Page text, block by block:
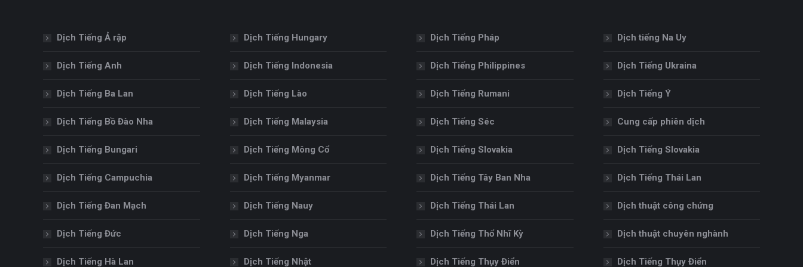
Dịch Tiếng Ả rập
Dịch Tiếng Anh
Dịch Tiếng Ba Lan
Dịch Tiếng Bồ Đào Nha
Dịch Tiếng Bungari
Dịch Tiếng Campuchia
Dịch Tiếng Đan Mạch
Dịch Tiếng Đức
Dịch Tiếng Hà Lan
Dịch Tiếng Hungary
Dịch Tiếng Indonesia
Dịch Tiếng Lào
Dịch Tiếng Malaysia
Dịch Tiếng Mông Cổ
Dịch Tiếng Myanmar
Dịch Tiếng Nauy
Dịch Tiếng Nga
Dịch Tiếng Nhật
Dịch Tiếng Pháp
Dịch Tiếng Philippines
Dịch Tiếng Rumani
Dịch Tiếng Séc
Dịch Tiếng Slovakia
Dịch Tiếng Tây Ban Nha
Dịch Tiếng Thái Lan
Dịch Tiếng Thổ Nhĩ Kỳ
Dịch Tiếng Thụy Điển
Dịch tiếng Na Uy
Dịch Tiếng Ukraina
Dịch Tiếng Ý
Cung cấp phiên dịch
Dịch Tiếng Slovakia
Dịch Tiếng Thái Lan
Dịch thuật công chứng
Dịch thuật chuyên nghành
Dịch Tiếng Thụy Điển